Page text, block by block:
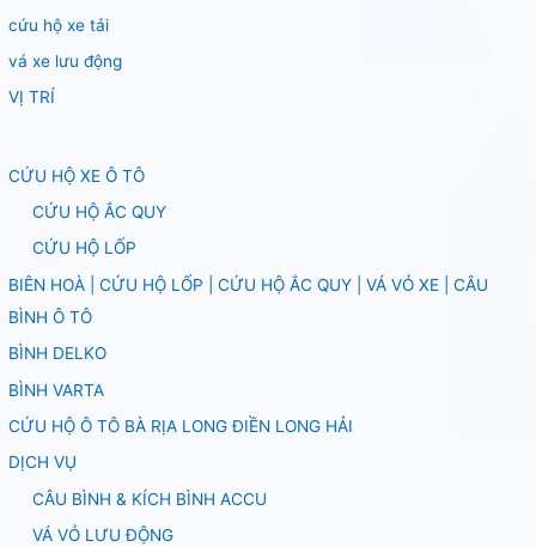
cứu hộ xe tải
vá xe lưu động
VỊ TRÍ
CỨU HỘ XE Ô TÔ
CỨU HỘ ẮC QUY
CỨU HỘ LỐP
BIÊN HOÀ | CỨU HỘ LỐP | CỨU HỘ ẮC QUY | VÁ VỎ XE | CÂU
BÌNH Ô TÔ
BÌNH DELKO
BÌNH VARTA
CỨU HỘ Ô TÔ BÀ RỊA LONG ĐIỀN LONG HẢI
DỊCH VỤ
CÂU BÌNH & KÍCH BÌNH ACCU
VÁ VỎ LƯU ĐỘNG